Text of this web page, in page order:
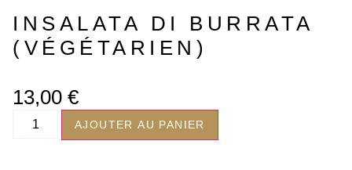
INSALATA DI BURRATA
(VÉGÉTARIEN)
13,00 €
AJOUTER AU PANIER